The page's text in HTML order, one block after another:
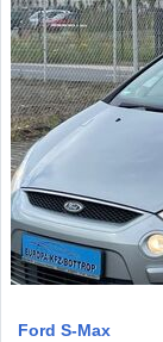
Ford S-Max